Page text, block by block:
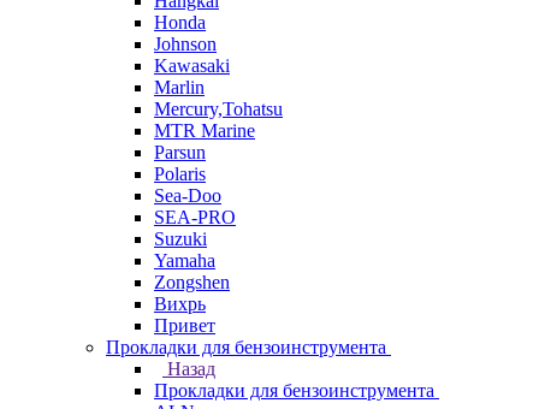
Honda
Johnson
Kawasaki
Marlin
Mercury,Tohatsu
MTR Marine
Parsun
Polaris
Sea-Doo
SEA-PRO
Suzuki
Yamaha
Zongshen
Вихрь
Привет
Прокладки для бензоинструмента
Назад
Прокладки для бензоинструмента